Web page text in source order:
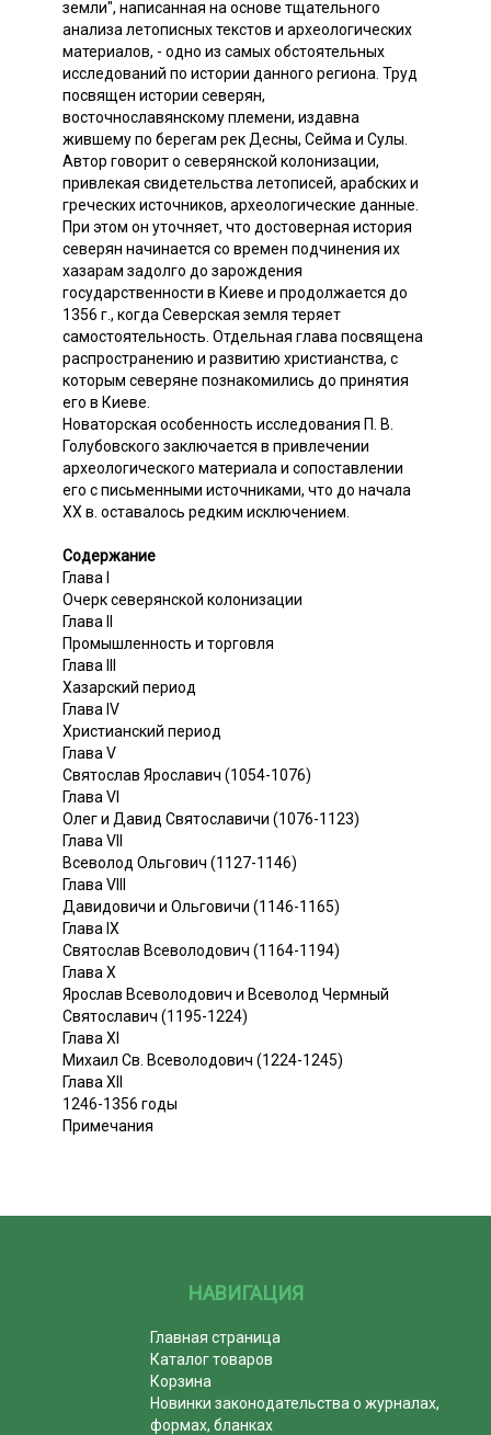
земли", написанная на основе тщательного
анализа летописных текстов и археологических
материалов, - одно из самых обстоятельных
исследований по истории данного региона. Труд
посвящен истории северян,
восточнославянскому племени, издавна
жившему по берегам рек Десны, Сейма и Сулы.
Автор говорит о северянской колонизации,
привлекая свидетельства летописей, арабских и
греческих источников, археологические данные.
При этом он уточняет, что достоверная история
северян начинается со времен подчинения их
хазарам задолго до зарождения
государственности в Киеве и продолжается до
1356 г., когда Северская земля теряет
самостоятельность. Отдельная глава посвящена
распространению и развитию христианства, с
которым северяне познакомились до принятия
его в Киеве.
Новаторская особенность исследования П. В.
Голубовского заключается в привлечении
археологического материала и сопоставлении
его с письменными источниками, что до начала
XX в. оставалось редким исключением.
Содержание
Глава I
Очерк северянской колонизации
Глава II
Промышленность и торговля
Глава III
Хазарский период
Глава IV
Христианский период
Глава V
Святослав Ярославич (1054-1076)
Глава VI
Олег и Давид Святославичи (1076-1123)
Глава VII
Всеволод Ольгович (1127-1146)
Глава VIII
Давидовичи и Ольговичи (1146-1165)
Глава IX
Святослав Всеволодович (1164-1194)
Глава X
Ярослав Всеволодович и Всеволод Чермный
Святославич (1195-1224)
Глава XI
Михаил Св. Всеволодович (1224-1245)
Глава XII
1246-1356 годы
Примечания
НАВИГАЦИЯ
Главная страница
Каталог товаров
Корзина
Новинки законодательства о журналах,
формах, бланках